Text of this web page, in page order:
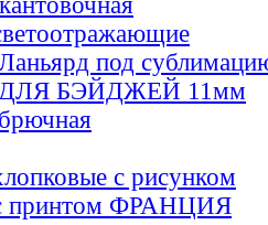
под
ДЛЯ БЭЙДЖЕЙ 11мм
с рисунком
принтом ФРАНЦИЯ